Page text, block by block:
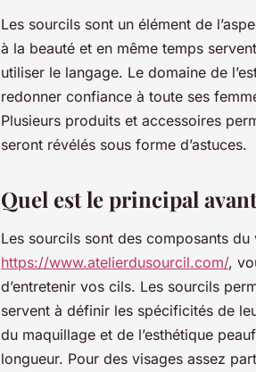
Les sourcils sont un élément de
à la beauté et en même temps
utiliser le langage. Le domaine de
redonner confiance à toute ses
Plusieurs produits et accessoires
seront révélés sous forme d’astuces.
Quel est le principal
Les sourcils sont des composants
https://www.atelierdusourcil.com/,
d’entretenir vos cils. Les sourcils
servent à définir les spécificités de
du maquillage et de l’esthétique
longueur. Pour des visages assez